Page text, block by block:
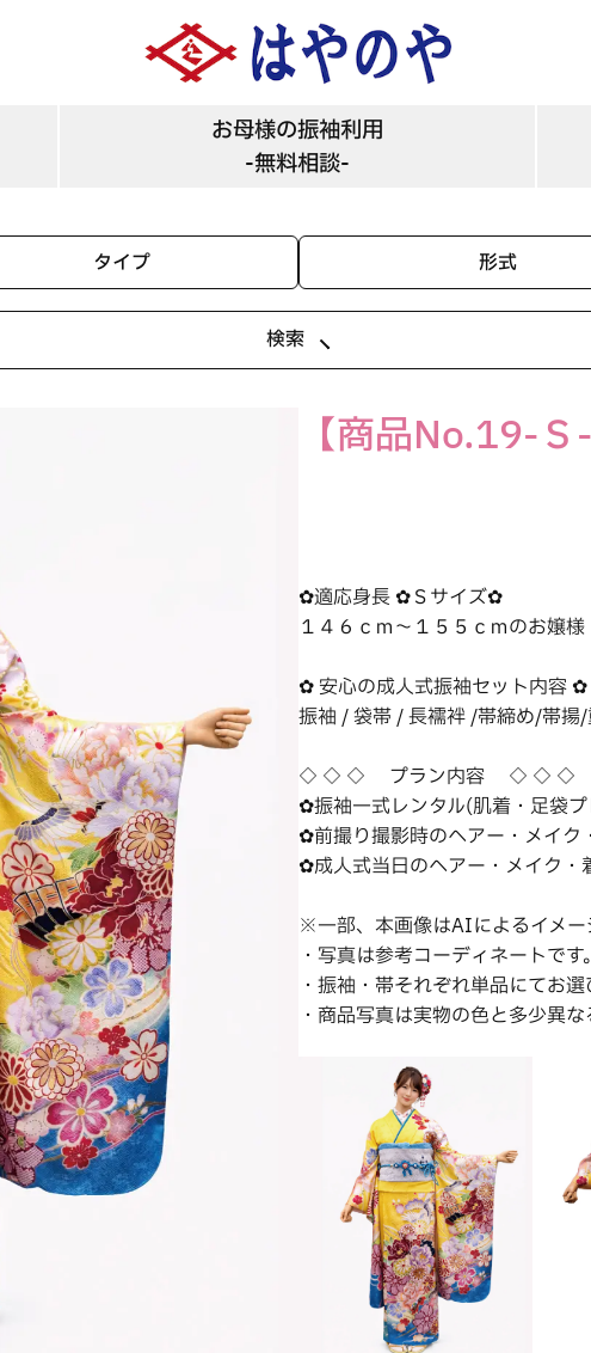
お母様の振袖利用
-無料相談-
タイプ 形式
検索
【商品No.19-
✿適応身長 ✿Ｓサイズ✿
１４６ｃｍ〜１５５ｃｍのお嬢様
✿ 安心の成人式振袖セット内容 ✿
振袖 / 袋帯 / 長襦袢 /帯締め/帯
◇ ◇ ◇ プラン内容 ◇ ◇ ◇
✿振袖一式レンタル(肌着・足袋
✿前撮り撮影時のヘアー・メイク
✿成人式当日のヘアー・メイク・
※一部、本画像はAIによるイメー
・写真は参考コーディネートです。
・振袖・帯それぞれ単品にてお選
・商品写真は実物の色と多少異な